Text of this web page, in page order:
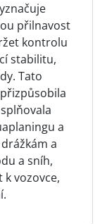
přilnavost
kontrolu
stabilitu,
Tato
a
a
a sníh,
vozovce,